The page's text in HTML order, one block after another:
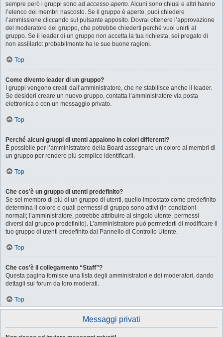
sempre però i gruppi sono ad accesso aperto. Alcuni sono chiusi e altri hanno
l’elenco dei membri nascosto. Se il gruppo è aperto, puoi chiedere
l’ammissione cliccando sul pulsante apposito. Dovrai ottenere l’approvazione
del moderatore del gruppo, che potrebbe chiederti perché vuoi unirti al
gruppo. Se il leader di un gruppo non accetta la tua richiesta, sei pregato di
non assillarlo: probabilmente ha le sue buone ragioni.
Top
Come divento leader di un gruppo?
I gruppi vengono creati dall’amministratore, che ne stabilisce anche il leader.
Se desideri creare un nuovo gruppo, contatta l’amministratore via posta
elettronica o con un messaggio privato.
Top
Perché alcuni gruppi di utenti appaiono in colori differenti?
È possibile per l’amministratore della Board assegnare un colore ai membri di
un gruppo per rendere più semplice identificarli.
Top
Che cos’è un gruppo di utenti predefinito?
Se sei membro di più di un gruppo di utenti, quello impostato come predefinito
determina il colore e quali permessi di gruppo sono attivi (in condizioni
normali; l’amministratore, potrebbe attribuire al singolo utente, permessi
diversi dal gruppo predefinito). L’amministratore può permetterti di modificare il
tuo gruppo di utenti predefinito dal Pannello di Controllo Utente.
Top
Che cos’è il collegamento “Staff”?
Questa pagina fornisce una lista degli amministratori e dei moderatori, dando
dettagli sui forum da loro moderati.
Top
Messaggi privati